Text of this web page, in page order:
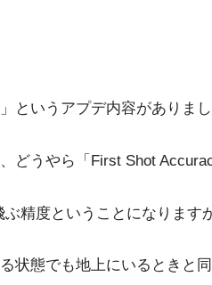
というアプデ内容がありまし
どうやら「First Shot
精度ということになります
態でも地上にいるときと